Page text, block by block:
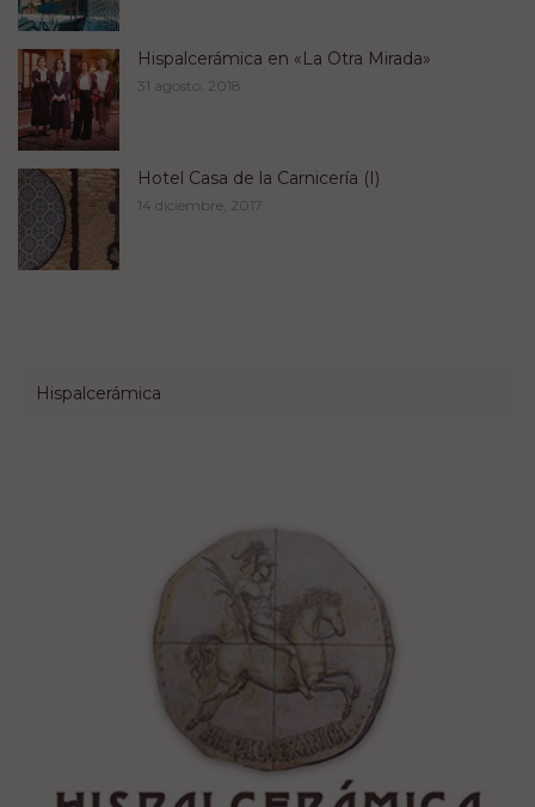
Hispalcerámica en «La Otra Mirada»
31 agosto, 2018
Hotel Casa de la Carnicería (I)
14 diciembre, 2017
Hispalcerámica